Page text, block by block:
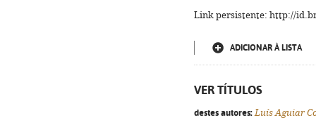
Link persistente: http://
ADICIONAR À LISTA
VER TÍTULOS
destes autores: Luís Aguiar